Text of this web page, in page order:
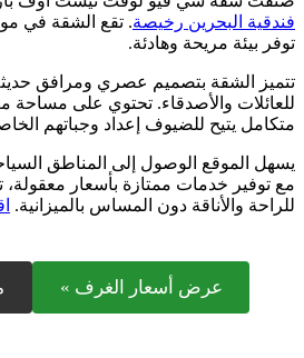
فندقية البحرين رخيصة. تقع الشقة في
توفر بيئة مريحة وهادئة.
تتميز الشقة بتصميم عصري ومرافق
للعائلات والأصدقاء. تحتوي على
متكامل يتيح للضيوف إعداد وجباتهم
يسهل الموقع الوصول إلى المناطق
مع توفير خدمات ممتازة بأسعار
للراحة والأناقة دون المساس بالميزانية.
عرض أسعار الغرف »